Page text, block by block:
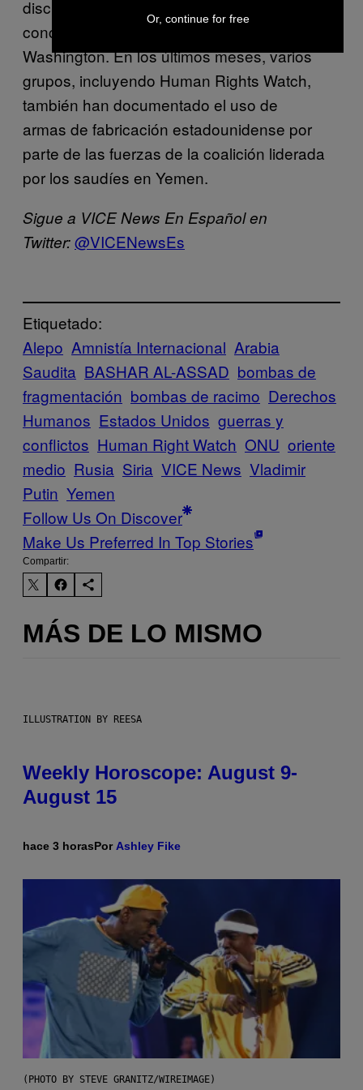
discusión por las bombas de racimo en
concreto podría resultar incómoda para
Washington. En los últimos meses, varios
grupos, incluyendo Human Rights Watch,
también han documentado el uso de
armas de fabricación estadounidense por
parte de las fuerzas de la coalición liderada
por los saudíes en Yemen.
Sigue a VICE News En Español en
Twitter:@VICENewsEs
Etiquetado:
Alepo Amnistía Internacional Arabia
Saudita BASHAR AL-ASSAD bombas de
fragmentación bombas de racimo Derechos
Humanos Estados Unidos guerras y
conflictos Human Right Watch ONU oriente
medio Rusia Siria VICE News Vladimir
Putin Yemen
Follow Us On Discover
Make Us Preferred In Top Stories
Compartir:
MÁS DE LO MISMO
ILLUSTRATION BY REESA
Weekly Horoscope: August 9-
August 15
hace 3 horasPorAshley Fike
(PHOTO BY STEVE GRANITZ/WIREIMAGE)
Or, continue for free